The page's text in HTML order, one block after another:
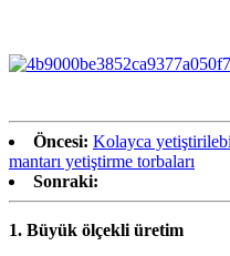
Öncesi: Kolayca
mantarı yetiştirme torbaları
Sonraki:
1. Büyük ölçekli üretim